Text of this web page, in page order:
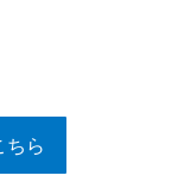
ちら